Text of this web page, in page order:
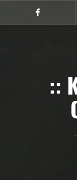
treści
Ciechan
na
::